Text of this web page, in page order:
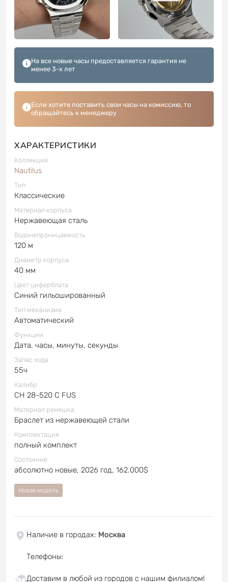
На все новые часы предоставляется гарантия не
менее 3-х лет
Если хотите поставить свои часы на комиссию, то
обращайтесь к менеджеру
ХАРАКТЕРИСТИКИ
Коллекция
Nautilus
Тип
Классические
Материал корпуса
Нержавеющая сталь
Водонепроницаемость
120 м
Диаметр корпуса
40 мм
Цвет циферблата
Синий гильошированный
Тип механизма
Автоматический
Функции
Дата, часы, минуты, секунды
Запас хода
55ч
Калибр
CH 28-520 C FUS
Материал ремешка
Браслет из нержавеющей стали
Комплектация
полный комплект
Состояние
абсолютно новые, 2026 год, 162.000$
Новая модель
Наличие в городах: Москва
Телефоны:
Доставим в любой из городов с нашим филиалом!